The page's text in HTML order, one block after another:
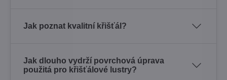
Jak poznat kvalitní křišťál?
Jak dlouho vydrží povrchová úprava
použitá pro křišťálové lustry?